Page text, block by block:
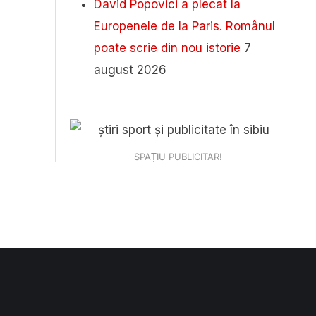
David Popovici a plecat la
Europenele de la Paris. Românul
poate scrie din nou istorie 7
august 2026
SPAȚIU PUBLICITAR!